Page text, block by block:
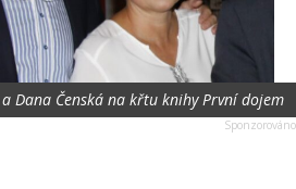
Dana Čenská na křtu knihy První dojem